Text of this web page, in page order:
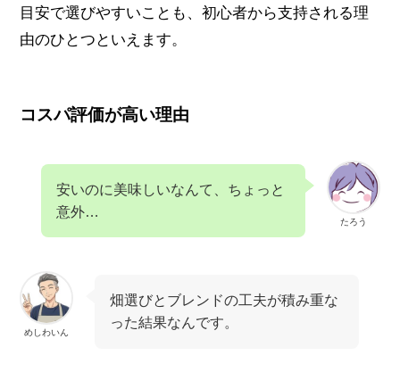
目安で選びやすいことも、初心者から支持される理
由のひとつといえます。
コスパ評価が高い理由
たろう
安いのに美味しいなんて、ちょっと
意外…
めしわいん
畑選びとブレンドの工夫が積み重な
った結果なんです。